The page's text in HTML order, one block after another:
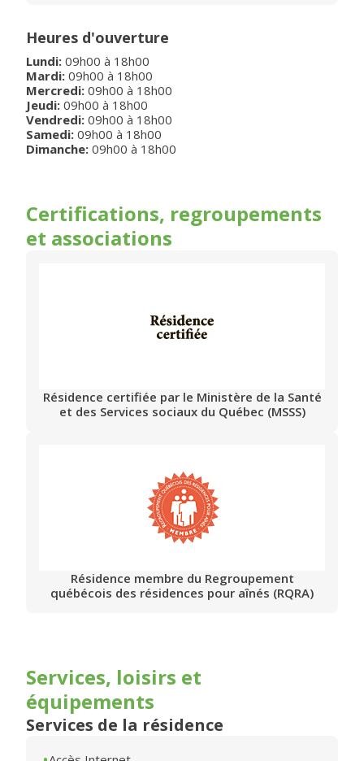
Heures d'ouverture
Lundi: 09h00 à 18h00
Mardi: 09h00 à 18h00
Mercredi: 09h00 à 18h00
Jeudi: 09h00 à 18h00
Vendredi: 09h00 à 18h00
Samedi: 09h00 à 18h00
Dimanche: 09h00 à 18h00
Certifications, regroupements
et associations
Résidence certifiée par le Ministère de la Santé
et des Services sociaux du Québec (MSSS)
Résidence membre du Regroupement
québécois des résidences pour aînés (RQRA)
Services, loisirs et
équipements
Services de la résidence